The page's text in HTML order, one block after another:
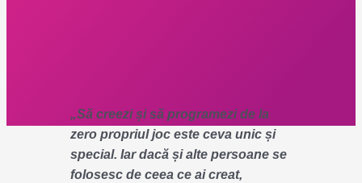
„Să creezi și să programezi de la
zero propriul joc este ceva unic și
special. Iar dacă și alte persoane se
folosesc de ceea ce ai creat,